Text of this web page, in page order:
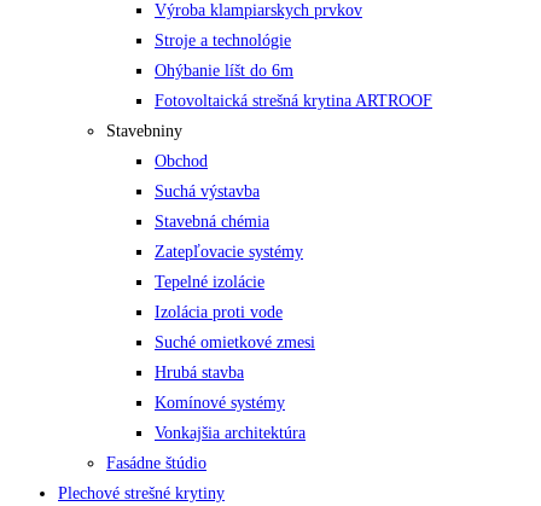
Výroba klampiarskych prvkov
Stroje a technológie
Ohýbanie líšt do 6m
Fotovoltaická strešná krytina ARTROOF
Stavebniny
Obchod
Suchá výstavba
Stavebná chémia
Zatepľovacie systémy
Tepelné izolácie
Izolácia proti vode
Suché omietkové zmesi
Hrubá stavba
Komínové systémy
Vonkajšia architektúra
Fasádne štúdio
Plechové strešné krytiny